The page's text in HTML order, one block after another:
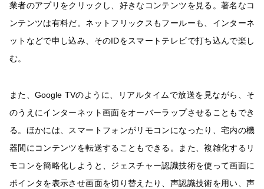
業者のアプリをクリックし、好きなコンテンツを見る。著名なコ
ンテンツは有料だ。ネットフリックスもフールーも、インターネ
ットなどで申し込み、そのIDをスマートテレビで打ち込んで楽し
む。
また、Google TVのように、リアルタイムで放送を見ながら、そ
のうえにインターネット画面をオーバーラップさせることもでき
る。ほかには、スマートフォンがリモコンになったり、宅内の機
器間にコンテンツを転送することもできる。また、複雑化するリ
モコンを簡略化しようと、ジェスチャー認識技術を使って画面に
ポインタを表示させ画面を切り替えたり、声認識技術を用い、声